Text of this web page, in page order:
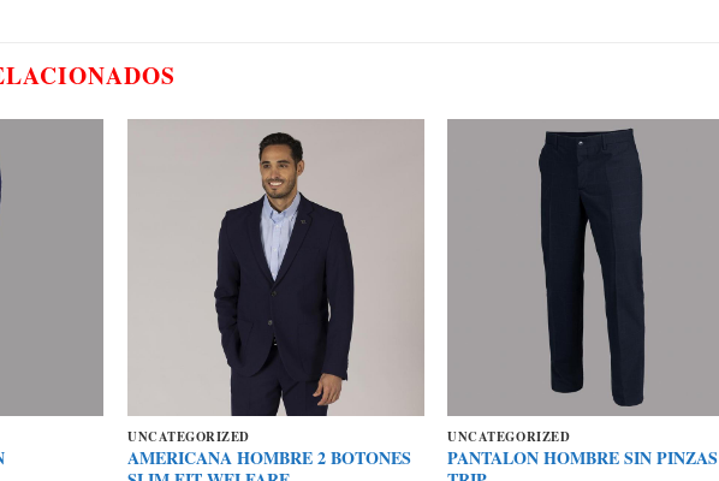
UNCATEGORIZED
AMERICANA HOMBRE 2 BOTONES
UNCATEGORIZED
PANTALON HOMBRE SIN PINZAS